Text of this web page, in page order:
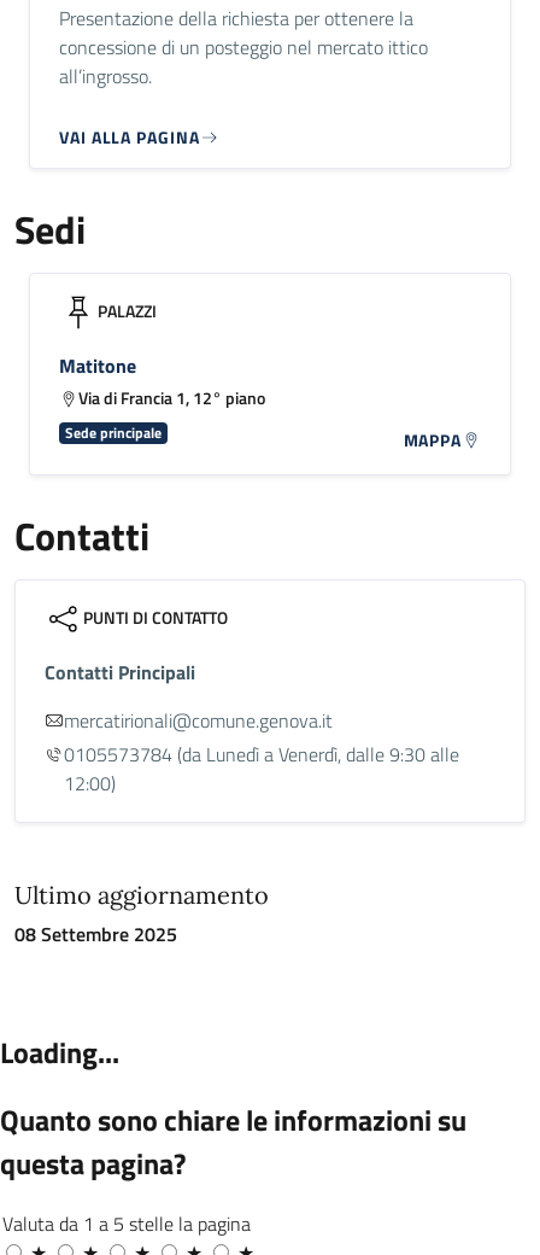
Presentazione della richiesta per ottenere la
concessione di un posteggio nel mercato ittico
all’ingrosso.
VAI ALLA PAGINA
Sedi
PALAZZI
Matitone
Via di Francia 1, 12° piano
Sede principale MAPPA
Contatti
PUNTI DI CONTATTO
Contatti Principali
mercatirionali@comune.genova.it
0105573784 (da Lunedì a Venerdì, dalle 9:30 alle
12:00)
Ultimo aggiornamento
08 Settembre 2025